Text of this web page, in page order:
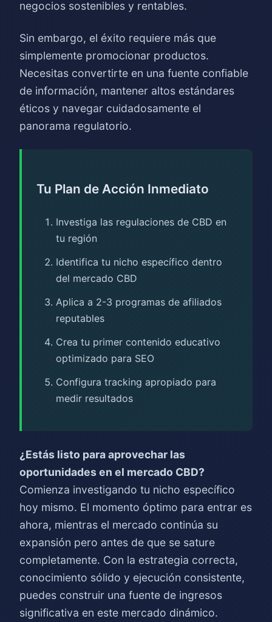
negocios sostenibles y rentables.
Sin embargo, el éxito requiere más que
simplemente promocionar productos.
Necesitas convertirte en una fuente confiable
de información, mantener altos estándares
éticos y navegar cuidadosamente el
panorama regulatorio.
Tu Plan de Acción Inmediato
Investiga las regulaciones de CBD en
tu región
Identifica tu nicho específico dentro
del mercado CBD
Aplica a 2-3 programas de afiliados
reputables
Crea tu primer contenido educativo
optimizado para SEO
Configura tracking apropiado para
medir resultados
¿Estás listo para aprovechar las
oportunidades en el mercado CBD?
Comienza investigando tu nicho específico
hoy mismo. El momento óptimo para entrar es
ahora, mientras el mercado continúa su
expansión pero antes de que se sature
completamente. Con la estrategia correcta,
conocimiento sólido y ejecución consistente,
puedes construir una fuente de ingresos
significativa en este mercado dinámico.